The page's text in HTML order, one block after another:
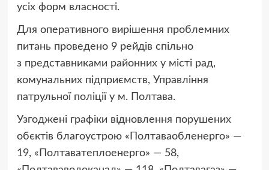
усіх форм власності.
Для оперативного вирішення проблемних
питань проведено 9 рейдів спільно
з представниками районних у місті рад,
комунальних підприємств, Управління
патрульної поліції у м. Полтава.
Узгоджені графіки відновлення порушених
обєктів благоустрою «Полтаваобленерго» —
19, «Полтаватеплоенерго» — 58,